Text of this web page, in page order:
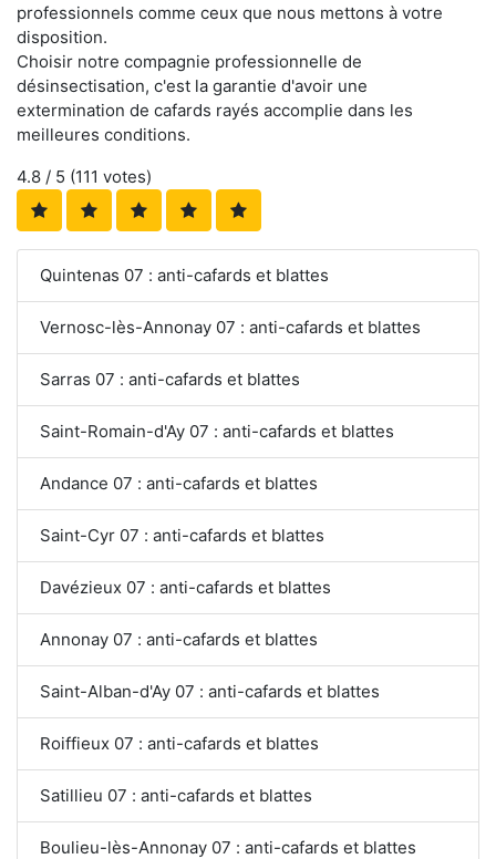
professionnels comme ceux que nous mettons à votre
disposition.
Choisir notre compagnie professionnelle de
désinsectisation, c'est la garantie d'avoir une
extermination de cafards rayés accomplie dans les
meilleures conditions.
4.8 / 5 (111 votes)
Quintenas 07 : anti-cafards et blattes
Vernosc-lès-Annonay 07 : anti-cafards et blattes
Sarras 07 : anti-cafards et blattes
Saint-Romain-d'Ay 07 : anti-cafards et blattes
Andance 07 : anti-cafards et blattes
Saint-Cyr 07 : anti-cafards et blattes
Davézieux 07 : anti-cafards et blattes
Annonay 07 : anti-cafards et blattes
Saint-Alban-d'Ay 07 : anti-cafards et blattes
Roiffieux 07 : anti-cafards et blattes
Satillieu 07 : anti-cafards et blattes
Boulieu-lès-Annonay 07 : anti-cafards et blattes